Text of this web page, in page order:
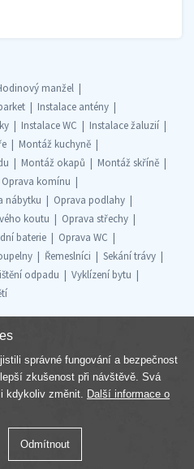
manžel
Instalace antény
Instalace WC
Instalace žaluzií
Montáž kuchyně
Montáž okapů
Montáž skříně
Oprava komínu
nábytku
Oprava podlahy
koutu
Oprava střechy
baterie
Oprava WC
Řemeslníci
Sekání trávy
odpadu
Vyklízení bytu
správné fungování a bezpečnost
zkušenost při návštěvě. Svá
kdykoliv změnit. Další informace o
Odmítnout